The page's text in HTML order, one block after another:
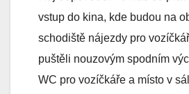
vstup do kina, kde budou na
schodiště nájezdy pro
puštěli nouzovým spodním
WC pro vozíčkáře a místo v